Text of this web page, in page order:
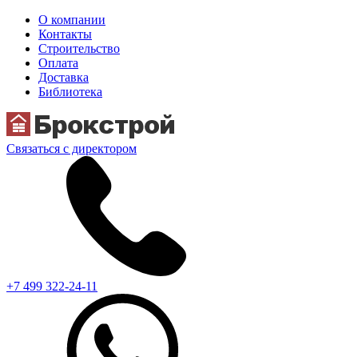
О компании
Контакты
Строительство
Оплата
Доставка
Библиотека
Связаться с директором
+7 499 322-24-11